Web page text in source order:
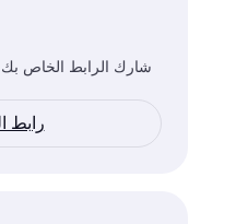
شارك الرابط الخاص
رابط